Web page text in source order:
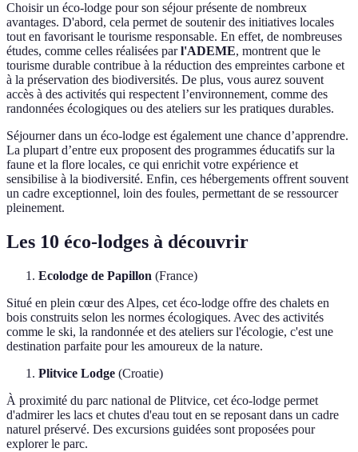
Choisir un éco-lodge pour son séjour présente de nombreux
avantages. D'abord, cela permet de soutenir des initiatives locales
tout en favorisant le tourisme responsable. En effet, de nombreuses
études, comme celles réalisées parl'ADEME, montrent que le
tourisme durable contribue à la réduction des empreintes carbone et
à la préservation des biodiversités. De plus, vous aurez souvent
accès à des activités qui respectent l’environnement, comme des
randonnées écologiques ou des ateliers sur les pratiques durables.
Séjourner dans un éco-lodge est également une chance d’apprendre.
La plupart d’entre eux proposent des programmes éducatifs sur la
faune et la flore locales, ce qui enrichit votre expérience et
sensibilise à la biodiversité. Enfin, ces hébergements offrent souvent
un cadre exceptionnel, loin des foules, permettant de se ressourcer
pleinement.
Les 10 éco-lodges à découvrir
Ecolodge de Papillon (France)
Situé en plein cœur des Alpes, cet éco-lodge offre des chalets en
bois construits selon les normes écologiques. Avec des activités
comme le ski, la randonnée et des ateliers sur l'écologie, c'est une
destination parfaite pour les amoureux de la nature.
Plitvice Lodge (Croatie)
À proximité du parc national de Plitvice, cet éco-lodge permet
d'admirer les lacs et chutes d'eau tout en se reposant dans un cadre
naturel préservé. Des excursions guidées sont proposées pour
explorer le parc.